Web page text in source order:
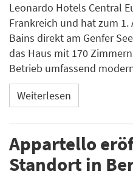
Leonardo Hotels Central
Frankreich und hat zum
Bains direkt am Genfer
das Haus mit 170
Betrieb umfassend
Weiterlesen
Appartello
Standort in